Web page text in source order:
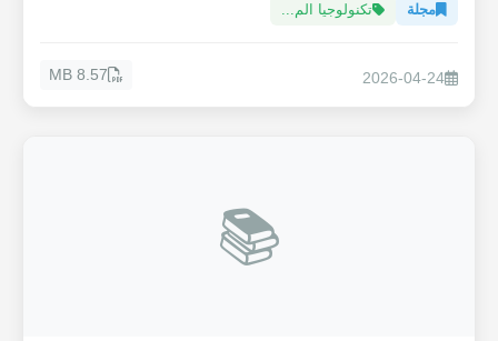
مجلة تكنولوجيا الم...
2026-04-24
8.57 MB
📚